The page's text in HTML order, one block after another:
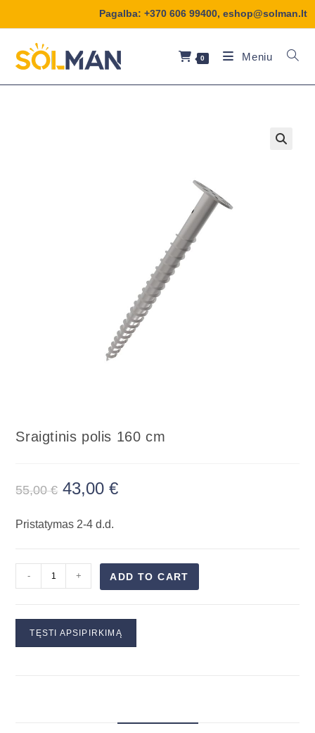
Pagalba: +370 606 99400, eshop@solman.lt
0 Meniu
Sraigtinis polis 160 cm
55,00€ 43,00€
Pristatymas 2-4 d.d.
- + ADD TO CART
TĘSTI APSIPIRKIMĄ